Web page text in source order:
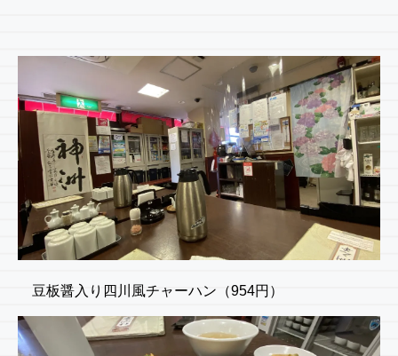
豆板醤入り四川風チャーハン（954円）